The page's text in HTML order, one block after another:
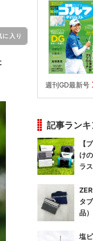
に入り
週刊GD最新号
記事ラン
【
け
ラ
タ
品
塩